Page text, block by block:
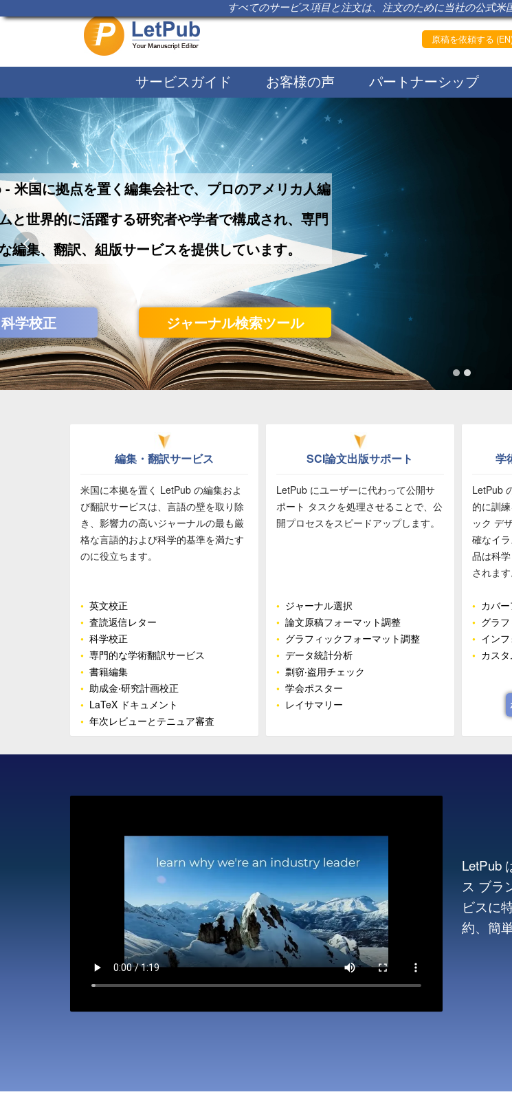
すべてのサービス項目と注文は、注文のために当社の公式米
原稿を依頼する
サービスガイド お客様の声 パートナーシップ

編集・翻訳サービス
米国に本拠を置く LetPub の編集およ
び翻訳サービスは、言語の壁を取り除
き、影響力の高いジャーナルの最も厳
格な言語的および科学的基準を満たす
のに役立ちます。
• 英文校正
• 査読返信レター
• 科学校正
• 専門的な学術翻訳サービス
• 書籍編集
• 助成金‧研究計画校正
• LaTeX ドキュメント
• 年次レビューとテニュア審査
SCI論文出版サポート
LetPub にユーザーに代わって公開サ
ポート タスクを処理させることで、公
開プロセスをスピードアップします。
• ジャーナル選択
• 論文原稿フォーマット調整
• グラフィックフォーマット調整
• データ統計分析
• 剽窃‧盗用チェック
• 学会ポスター
• レイサマリー
学
LetPub
的に訓
ック デ
確なイ
品は科
されます
• カバ
• グラ
• イン
• カス
LetPub
ス ブラ
ビスに
約、簡